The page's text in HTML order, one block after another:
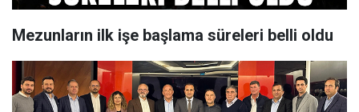
Mezunların ilk işe başlama süreleri belli oldu